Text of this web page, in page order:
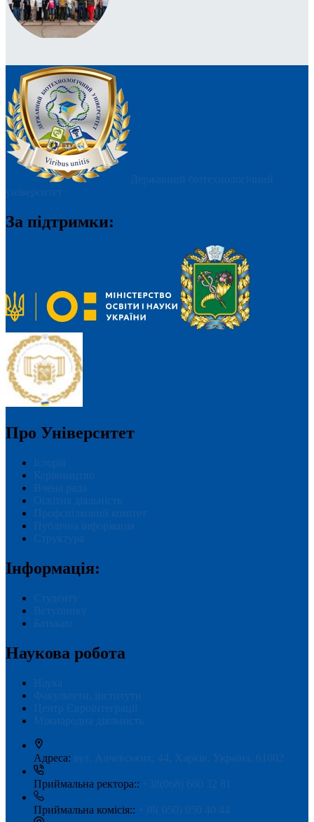
Державний біотехнологічний
університет
За підтримки:
Про Університет
Історія
Керівництво
Вчена рада
Освітня діяльність
Профспілковий комітет
Публічна інформація
Структура
Інформація:
Студенту
Вступнику
Батькам
Наукова робота
Наука
Факультети, інститути
Центр Євроінтеграції
Міжнародна діяльність
Адреса: вул. Алчевських, 44, Харків, Україна, 61002
Приймальна ректора:: +38(068) 660 32 81
Приймальна комісія:: +38( 050) 050 40 44